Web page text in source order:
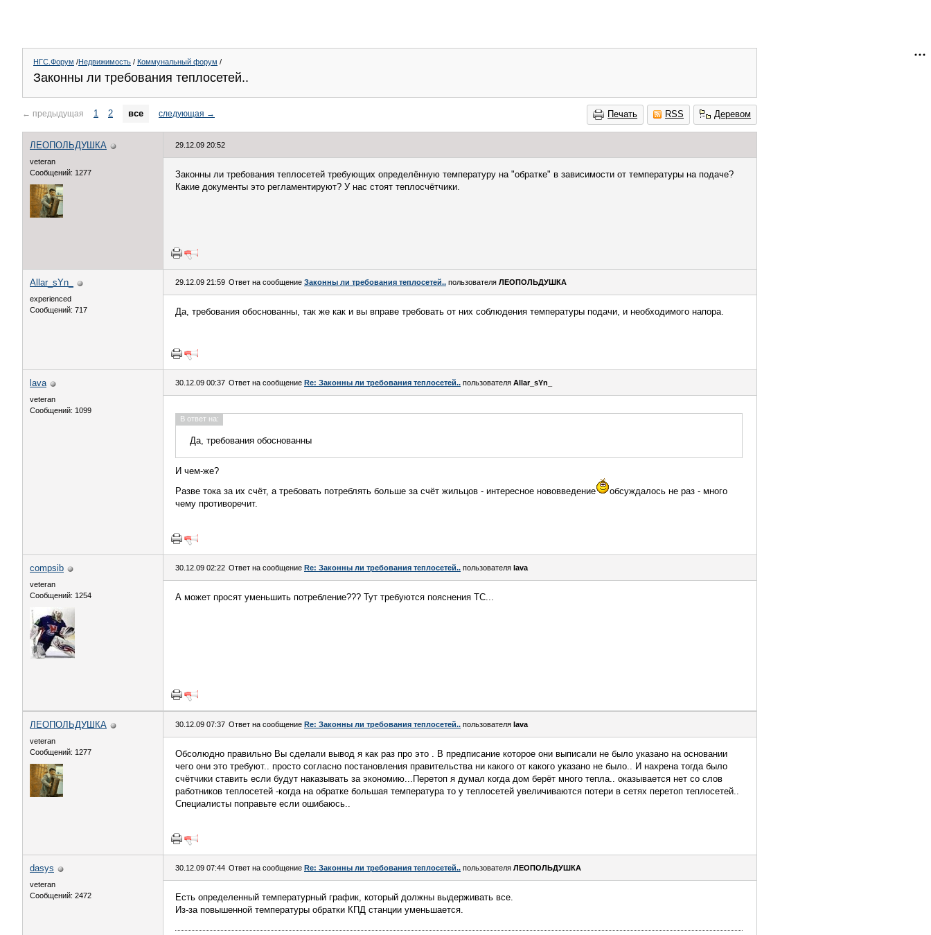
НГС.Форум /Недвижимость / Коммунальный форум /
Законны ли требования теплосетей..
Печать RSS Деревом
← предыдущая 1 2 все следующая →
ЛЕОПОЛЬДУШКА
veteran
Сообщений: 1277
29.12.09 20:52
Законны ли требования теплосетей требующих определённую температуру на "обратке" в зависимости от температуры на подаче?
Какие документы это регламентируют? У нас стоят теплосчётчики.
Allar_sYn_
experienced
Сообщений: 717
29.12.09 21:59 Ответ на сообщение Законны ли требования теплосетей.. пользователя ЛЕОПОЛЬДУШКА
Да, требования обоснованны, так же как и вы вправе требовать от них соблюдения температуры подачи, и необходимого напора.
lava
veteran
Сообщений: 1099
30.12.09 00:37 Ответ на сообщение Re: Законны ли требования теплосетей.. пользователя Allar_sYn_
В ответ на:
Да, требования обоснованны
И чем-же?
Разве тока за их счёт, а требовать потреблять больше за счёт жильцов - интересное нововведение
обсуждалось не раз - много
чему противоречит.
compsib
veteran
Сообщений: 1254
30.12.09 02:22 Ответ на сообщение Re: Законны ли требования теплосетей.. пользователя lava
А может просят уменьшить потребление??? Тут требуются пояснения ТС...
ЛЕОПОЛЬДУШКА
veteran
Сообщений: 1277
30.12.09 07:37 Ответ на сообщение Re: Законны ли требования теплосетей.. пользователя lava
Обсолюдно правильно Вы сделали вывод я как раз про это . В предписание которое они выписали не было указано на основании
чего они это требуют.. просто согласно постановления правительства ни какого от какого указано не было.. И нахрена тогда было
счётчики ставить если будут наказывать за экономию...Перетоп я думал когда дом берёт много тепла.. оказывается нет со слов
работников теплосетей -когда на обратке большая температура то у теплосетей увеличиваются потери в сетях перетоп теплосетей..
Специалисты поправьте если ошибаюсь..
dasys
veteran
Сообщений: 2472
30.12.09 07:44 Ответ на сообщение Re: Законны ли требования теплосетей.. пользователя ЛЕОПОЛЬДУШКА
Есть определенный температурный график, который должны выдерживать все.
Из-за повышенной температуры обратки КПД станции уменьшается.